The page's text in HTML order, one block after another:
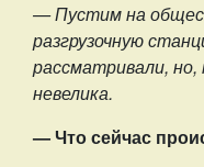
— Пустим на
разгрузочную
рассматривали,
невелика.
— Что сейчас